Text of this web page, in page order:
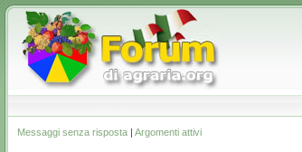
Messaggi senza risposta | Argomenti attivi